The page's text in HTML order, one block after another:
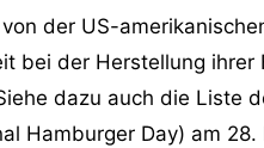
der US-
bei der Herstellung
dazu auch die Liste
Hamburger Day) am 28.